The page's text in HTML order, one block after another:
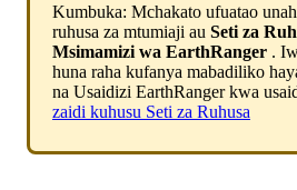
Kumbuka: Mchakato ufuatao
ruhusa za mtumiaji au Seti za
Msimamizi wa EarthRanger .
huna raha kufanya mabadiliko
na Usaidizi EarthRanger kwa
zaidi kuhusu Seti za Ruhusa